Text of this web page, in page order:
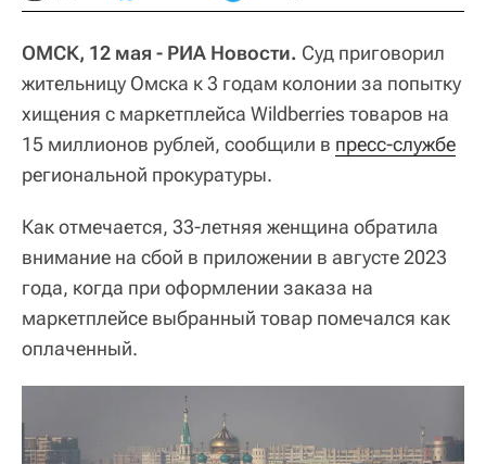
ОМСК, 12 мая - РИА Новости. Суд приговорил
жительницу Омска к 3 годам колонии за попытку
хищения с маркетплейса Wildberries товаров на
15 миллионов рублей, сообщили в пресс-службе
региональной прокуратуры.
Как отмечается, 33-летняя женщина обратила
внимание на сбой в приложении в августе 2023
года, когда при оформлении заказа на
маркетплейсе выбранный товар помечался как
оплаченный.